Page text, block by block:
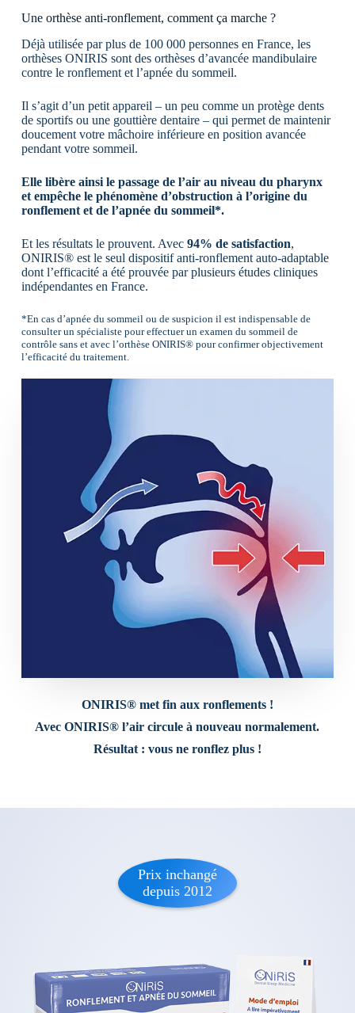
Une orthèse anti-ronflement, comment ça marche ?
Déjà utilisée par plus de 100 000 personnes en France, les
orthèses ONIRIS sont des orthèses d’avancée mandibulaire
contre le ronflement et l’apnée du sommeil.
Il s’agit d’un petit appareil – un peu comme un protège dents
de sportifs ou une gouttière dentaire – qui permet de maintenir
doucement votre mâchoire inférieure en position avancée
pendant votre sommeil.
Elle libère ainsi le passage de l’air au niveau du pharynx
et empêche le phénomène d’obstruction à l’origine du
ronflement et de l’apnée du sommeil*.
Et les résultats le prouvent. Avec 94% de satisfaction,
ONIRIS® est le seul dispositif anti-ronflement auto-adaptable
dont l’efficacité a été prouvée par plusieurs études cliniques
indépendantes en France.
*En cas d’apnée du sommeil ou de suspicion il est indispensable de
consulter un spécialiste pour effectuer un examen du sommeil de
contrôle sans et avec l’orthèse ONIRIS® pour confirmer objectivement
l’efficacité du traitement.
ONIRIS® met fin aux ronflements !
Avec ONIRIS® l’air circule à nouveau normalement.
Résultat : vous ne ronflez plus !
Prix inchangé
depuis 2012